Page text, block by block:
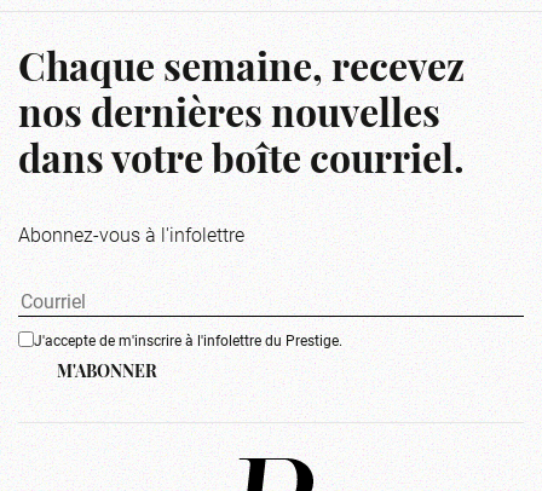
Chaque semaine, recevez
nos dernières nouvelles
dans votre boîte courriel.
Abonnez-vous à l'infolettre
J'accepte de m'inscrire à l'infolettre du Prestige.
M'ABONNER